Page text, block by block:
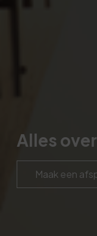
Alles
Maak een